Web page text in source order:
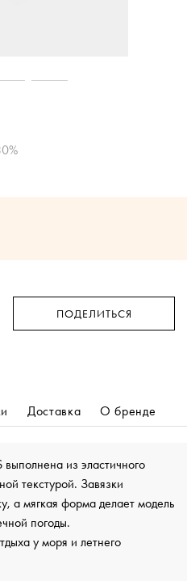
ПОДЕЛИТЬСЯ
Доставка О бренде
из эластичного
текстурой. Завязки
а мягкая форма делает модель
погоды.
у моря и летнего